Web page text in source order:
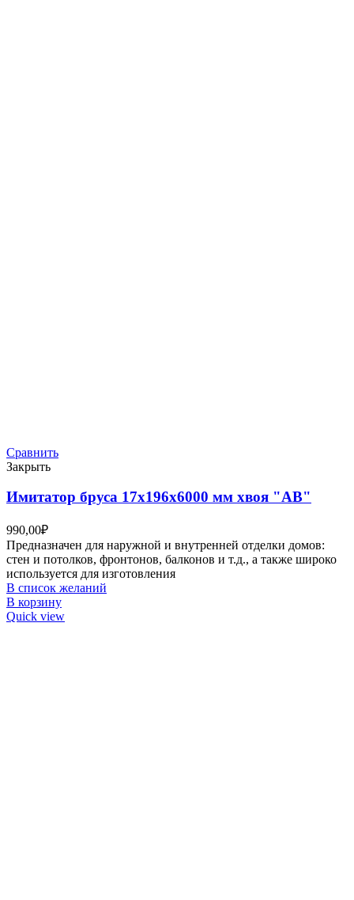
Сравнить
Закрыть
Имитатор бруса 17х196х6000 мм хвоя "АВ"
990,00₽
Предназначен для наружной и внутренней отделки домов:
стен и потолков, фронтонов, балконов и т.д., а также широко
используется для изготовления
В список желаний
В корзину
Quick view